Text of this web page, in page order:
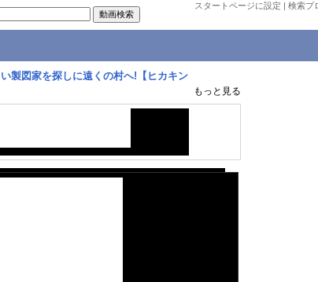
スタートページに設定 | 検索プ
い製図家を探しに遠くの村へ!【ヒカキン
もっと見る